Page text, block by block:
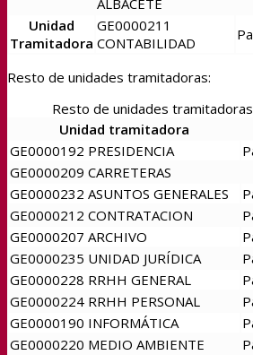
ALBACETE
Unidad
Tramitadora
GE0000211
CONTABILIDAD
Resto de unidades tramitadoras:
Resto de unidades tramitadoras
Unidad tramitadora
GE0000192 PRESIDENCIA
GE0000209 CARRETERAS
GE0000232 ASUNTOS GENERALES
GE0000212 CONTRATACION
GE0000207 ARCHIVO
GE0000235 UNIDAD JURÍDICA
GE0000228 RRHH GENERAL
GE0000224 RRHH PERSONAL
GE0000190 INFORMÁTICA
GE0000220 MEDIO AMBIENTE